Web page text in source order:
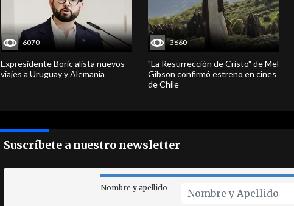
6070
Expresidente Boric alista nuevos
viajes a Uruguay y Alemania
3660
"La Resurrección de Cristo" de Mel
Gibson confirmó estreno en cines
de Chile
Suscríbete a nuestro newsletter
Nombre y apellido